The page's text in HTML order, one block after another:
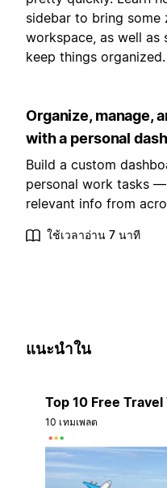
sidebar to bring some
workspace, as well
keep things organized.
Organize, manage,
with a personal
Build a custom
personal work tasks
relevant info from
ใช้เวลาอ่าน 7 นาที
แนะนำใน
Top 10 Free
10 เทมเพลต